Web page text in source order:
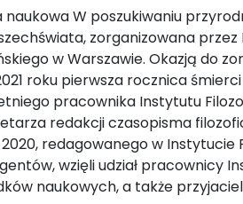
naukowa W poszukiwaniu
zorganizowana przez
w Warszawie. Okazją do
roku pierwsza rocznica śmierci
pracownika Instytutu
redakcji czasopisma
redagowanego w Instytucie
wzięli udział pracownicy
naukowych, a także